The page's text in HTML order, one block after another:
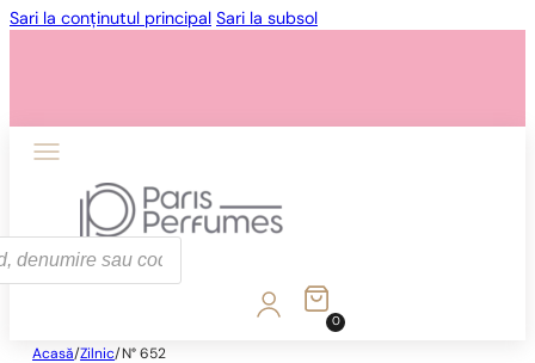
Sari la conținutul principal Sari la subsol
0
Acasă/Zilnic/ N° 652